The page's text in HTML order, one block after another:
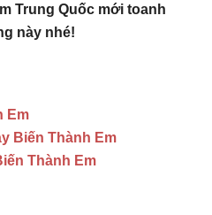
Trung Quốc mới toanh
này nhé!
Em
Biến Thành Em
Thành Em